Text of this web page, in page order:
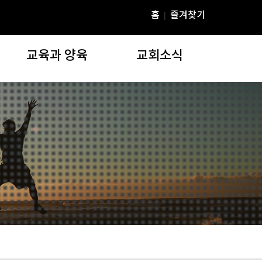
홈 즐겨찾기
교육과 양육
교육과 양육
주일학교
청년부
YBS(연동성경공부)
Agapia Tres Dias
EPS재정교실
장학위원회
교회소식
교회소식
공지사항
YD 미디어
온라인행정
주보자료실
연동갤러리(교회행사)
e연못골